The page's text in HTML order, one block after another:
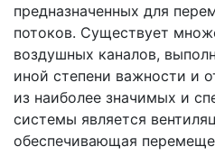
предназначенных для
потоков. Существует
воздушных каналов,
иной степени важности и
из наиболее значимых и
системы является
обеспечивающая